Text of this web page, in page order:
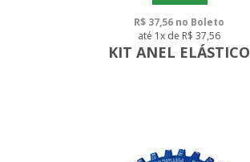
R$ 37,56 no Boleto
até 1x de R$ 37,56
KIT ANEL ELÁSTICO